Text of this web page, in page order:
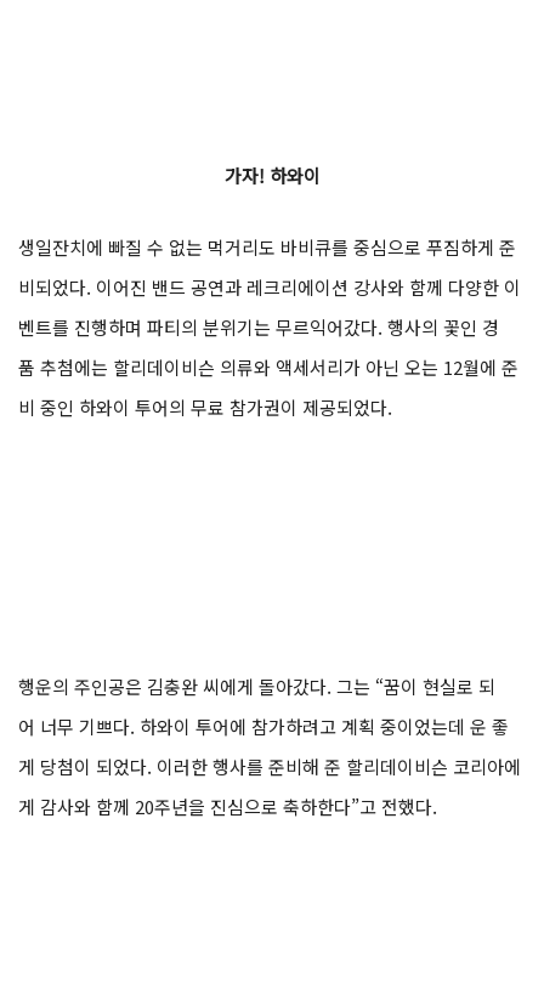
가자! 하와이
생일잔치에 빠질 수 없는 먹거리도 바비큐를 중심으로 푸짐하게 준
비되었다. 이어진 밴드 공연과 레크리에이션 강사와 함께 다양한 이
벤트를 진행하며 파티의 분위기는 무르익어갔다. 행사의 꽃인 경
품 추첨에는 할리데이비슨 의류와 액세서리가 아닌 오는 12월에 준
비 중인 하와이 투어의 무료 참가권이 제공되었다.
행운의 주인공은 김충완 씨에게 돌아갔다. 그는 “꿈이 현실로 되
어 너무 기쁘다. 하와이 투어에 참가하려고 계획 중이었는데 운 좋
게 당첨이 되었다. 이러한 행사를 준비해 준 할리데이비슨 코리아에
게 감사와 함께 20주년을 진심으로 축하한다”고 전했다.